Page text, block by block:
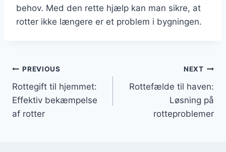
behov. Med den rette hjælp kan man sikre, at
rotter ikke længere er et problem i bygningen.
Indlægsnavigation
PREVIOUS
Rottegift til hjemmet:
Effektiv bekæmpelse
af rotter
NEXT
Rottefælde til haven:
Løsning på
rotteproblemer